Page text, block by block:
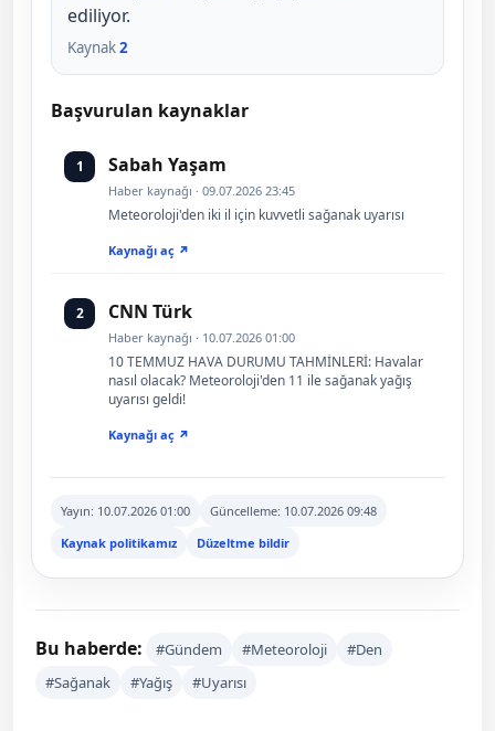
ediliyor.
Kaynak2
Başvurulan kaynaklar
1 Sabah Yaşam
Haber kaynağı · 09.07.2026 23:45
Meteoroloji'den iki il için kuvvetli sağanak uyarısı
Kaynağı aç ↗
2 CNN Türk
Haber kaynağı · 10.07.2026 01:00
10 TEMMUZ HAVA DURUMU TAHMİNLERİ: Havalar
nasıl olacak? Meteoroloji'den 11 ile sağanak yağış
uyarısı geldi!
Kaynağı aç ↗
Yayın: 10.07.2026 01:00 Güncelleme: 10.07.2026 09:48
Kaynak politikamız
Düzeltme bildir
Bu haberde: #Gündem #Meteoroloji
#Den
#Sağanak
#Yağış #Uyarısı